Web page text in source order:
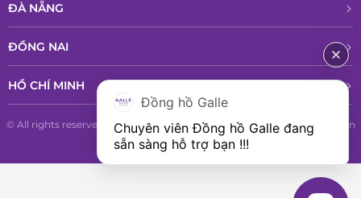
ĐÀ NẴNG
ĐỒNG NAI
HỒ CHÍ MINH
© All rights reserved - Bản quyền thuộc về Công ty TNHH Phân phổi sản
phẩm cao cấp LPD
Đồng hồ Galle
Chuyên viên Đồng hồ Galle đang
sẵn sàng hỗ trợ bạn !!!